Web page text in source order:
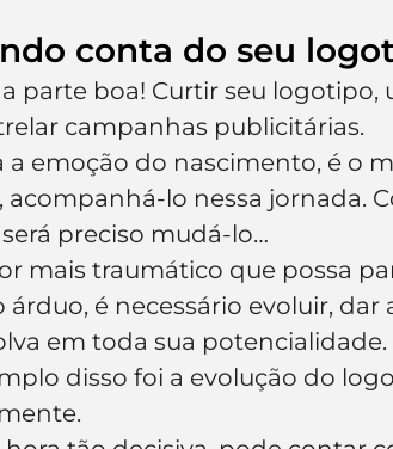
conta do seu
parte boa! Curtir seu logotipo,
campanhas publicitárias.
a emoção do nascimento, é o
acompanhá-lo nessa jornada.
preciso mudá-lo…
mais traumático que possa
árduo, é necessário evoluir, dar
em toda sua potencialidade.
disso foi a evolução do